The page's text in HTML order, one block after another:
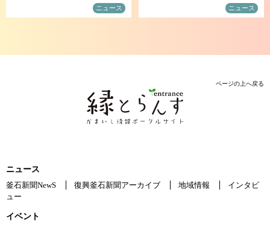
ニュース ニュース
ページの上へ戻る
ニュース
釜石新聞NewS
復興釜石新聞アーカイブ 地域情報
インタビ
ュー
イベント